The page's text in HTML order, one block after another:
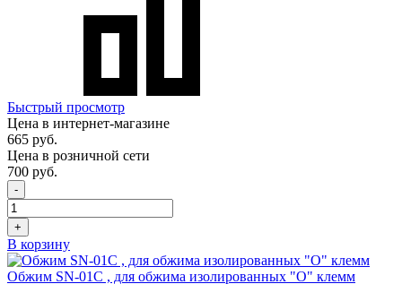
Быстрый просмотр
Цена в интернет-магазине
665 руб.
Цена в розничной сети
700 руб.
-
+
В корзину
Обжим SN-01C , для обжима изолированных "О" клемм